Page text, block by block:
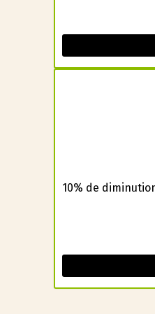
10% de